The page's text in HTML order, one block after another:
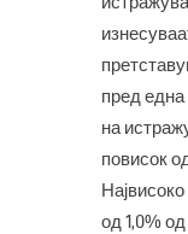
пред една
на
повисок
од 1,0%